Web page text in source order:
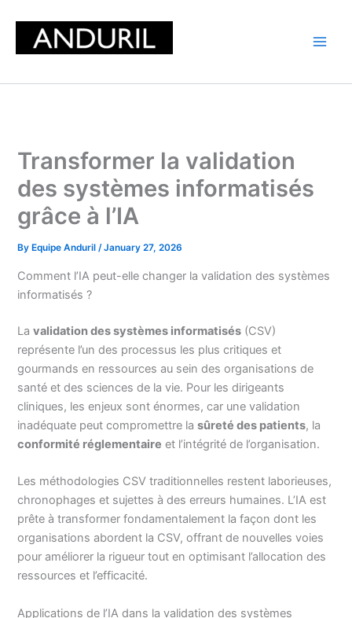
content
Transformer la validation
des systèmes informatisés
grâce à l’IA
By Equipe Anduril/January 27, 2026
Comment l’IA peut-elle changer la validation des systèmes
informatisés ?
Lavalidation des systèmes informatisés (CSV)
représente l’un des processus les plus critiques et
gourmands en ressources au sein des organisations de
santé et des sciences de la vie. Pour les dirigeants
cliniques, les enjeux sont énormes, car une validation
inadéquate peut compromettre lasûreté des patients, la
conformité réglementaire et l’intégrité de l’organisation.
Les méthodologies CSV traditionnelles restent laborieuses,
chronophages et sujettes à des erreurs humaines. L’IA est
prête à transformer fondamentalement la façon dont les
organisations abordent la CSV, offrant de nouvelles voies
pour améliorer la rigueur tout en optimisant l’allocation des
ressources et l’efficacité.
Applications de l’IA dans la validation des systèmes